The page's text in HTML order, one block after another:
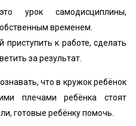
урок самодисциплины,
временем.
к работе, сделать
за результат.
что в кружок ребёнок
плечами ребёнка стоят
готовые ребёнку помочь.